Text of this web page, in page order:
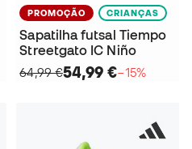
PROMOÇÃO CRIANÇAS
Sapatilha futsal Tiempo
Streetgato IC Niño
64,99 €54,99 €−15%